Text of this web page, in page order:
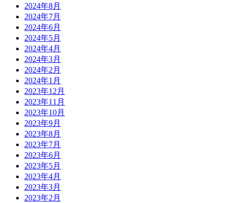
2024年8月
2024年7月
2024年6月
2024年5月
2024年4月
2024年3月
2024年2月
2024年1月
2023年12月
2023年11月
2023年10月
2023年9月
2023年8月
2023年7月
2023年6月
2023年5月
2023年4月
2023年3月
2023年2月